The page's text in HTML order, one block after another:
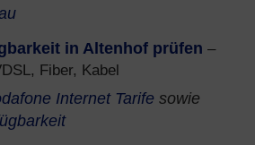
in Altenhof prüfen –
Fiber, Kabel
Internet Tarife sowie